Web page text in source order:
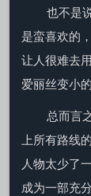
也不是
是蛮喜欢的
让人很难去
爱丽丝变小
总而言
上所有路线
人物太少了
成为一部充